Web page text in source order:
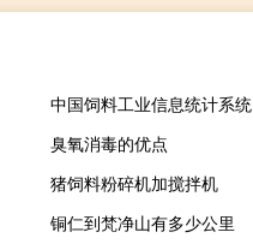
中国饲料工业信息统计系统
臭氧消毒的优点
猪饲料粉碎机加搅拌机
铜仁到梵净山有多少公里